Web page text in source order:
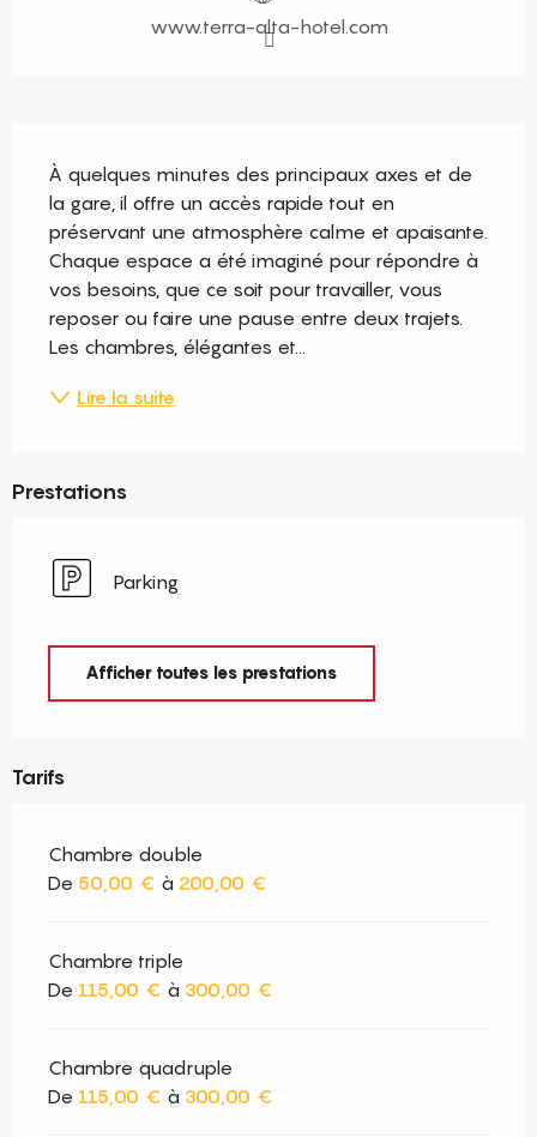
www.terra-alta-hotel.com
À quelques minutes des principaux axes et de
la gare, il offre un accès rapide tout en
préservant une atmosphère calme et apaisante.
Chaque espace a été imaginé pour répondre à
vos besoins, que ce soit pour travailler, vous
reposer ou faire une pause entre deux trajets.
Les chambres, élégantes et...
Lire la suite
Prestations
Parking
Afficher toutes les prestations
Tarifs
Chambre double
De 50,00 € à 200,00 €
Chambre triple
De 115,00 € à 300,00 €
Chambre quadruple
De 115,00 € à 300,00 €